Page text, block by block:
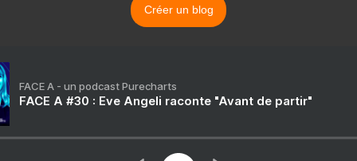
Créer un blog
FACE A - un podcast Purecharts
FACE A #30 : Eve Angeli raconte "Avant de partir"